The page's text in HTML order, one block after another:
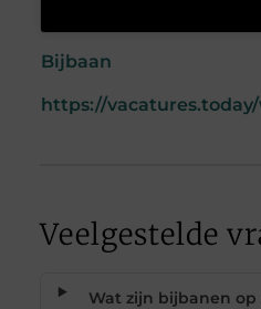
Bijbaan
https://
Veelgestelde
Wat zijn bijbanen op